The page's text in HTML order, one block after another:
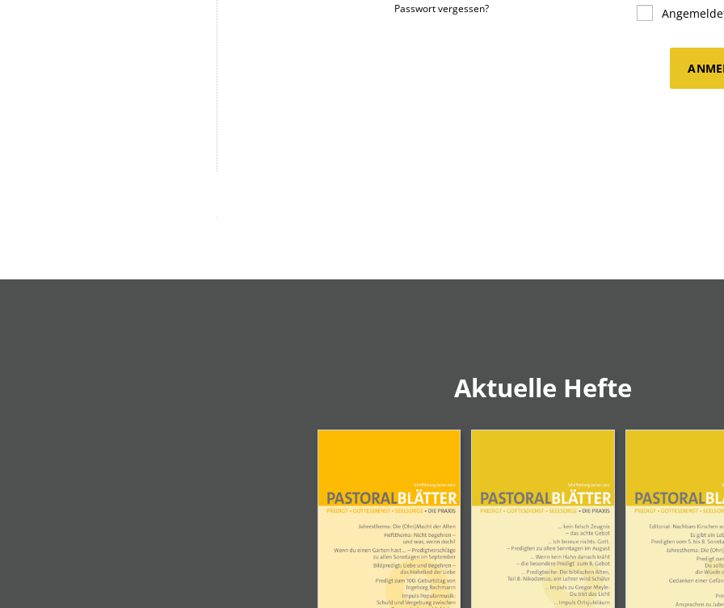
Passwort vergessen?
Aktuelle Hefte